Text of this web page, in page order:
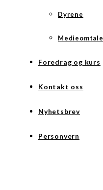
Dyrene
Medieomtale
Foredrag og kurs
Kontakt oss
Nyhetsbrev
Personvern